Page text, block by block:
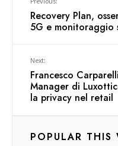
Recovery Plan,
5G e monitoraggio
Next:
Francesco
Manager di
la privacy nel retail
POPULAR THIS